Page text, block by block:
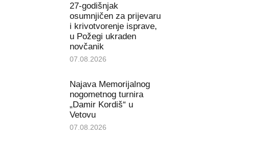
27-godišnjak
osumnjičen za prijevaru
i krivotvorenje isprave,
u Požegi ukraden
novčanik
07.08.2026
Najava Memorijalnog
nogometnog turnira
„Damir Kordiš“ u
Vetovu
07.08.2026